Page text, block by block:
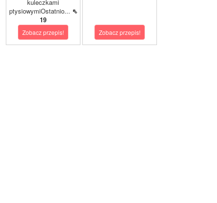
kuleczkami
ptysiowymiOstatnio... ⇖
19
Zobacz przepis! Zobacz przepis!